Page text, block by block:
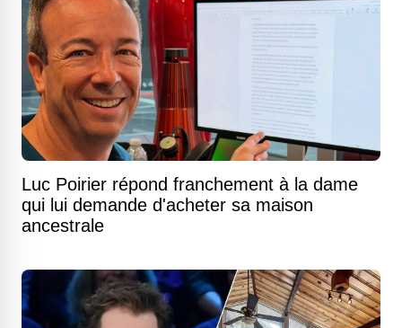
Luc Poirier répond franchement à la dame
qui lui demande d'acheter sa maison
ancestrale